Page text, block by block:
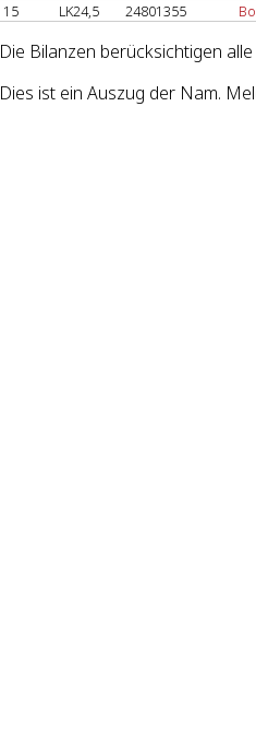
15
LK24,5 24801355
Die Bilanzen berücksichtigen
Dies ist ein Auszug der Nam.